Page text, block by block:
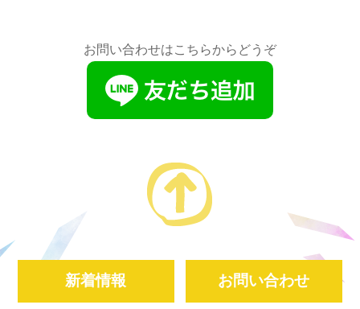
お問い合わせはこちらからどうぞ
新着情報 お問い合わせ